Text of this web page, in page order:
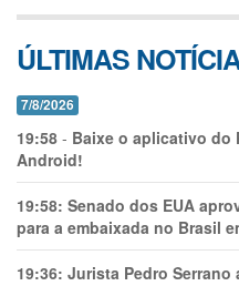
ÚLTIMAS
7/8/2026
19:58 - Baixe o aplicativo do
Android!
19:58: Senado dos EUA
para a embaixada no Brasil
19:36: Jurista Pedro Serrano